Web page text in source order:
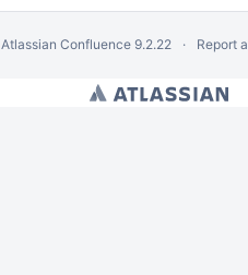
Atlassian Confluence 9.2.22 Report